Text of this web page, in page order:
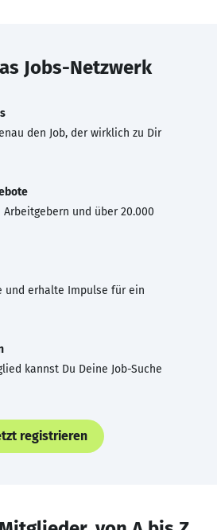
Jobs-Netzwerk
den Job, der wirklich zu Dir
und über 20.000
und erhalte Impulse für ein
kannst Du Deine Job-Suche
registrieren